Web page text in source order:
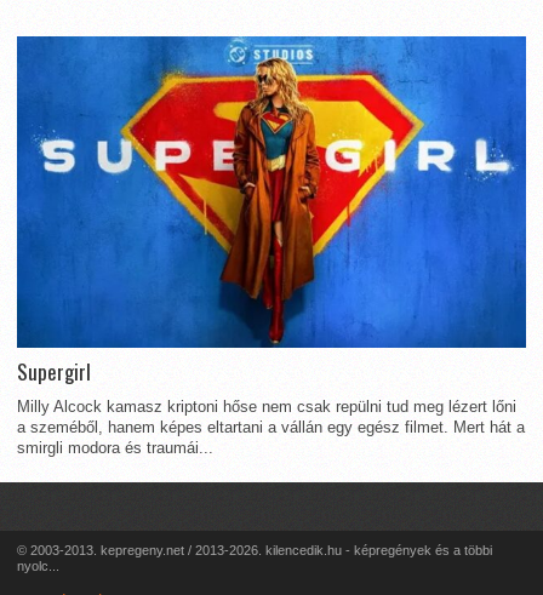
Supergirl
Milly Alcock kamasz kriptoni hőse nem csak repülni tud meg lézert lőni
a szeméből, hanem képes eltartani a vállán egy egész filmet. Mert hát a
smirgli modora és traumái...
© 2003-2013. kepregeny.net / 2013-2026. kilencedik.hu - képregények és a többi
nyolc...